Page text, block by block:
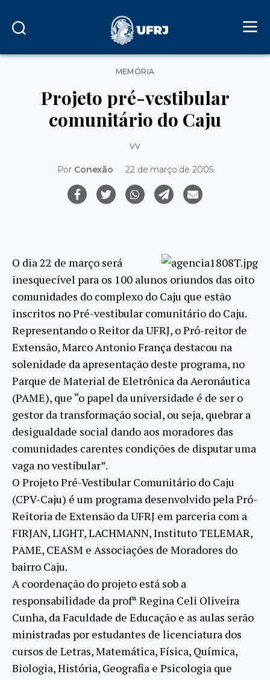
Categorias
MEMÓRIA
Projeto pré-vestibular
comunitário do Caju
vv
Por Conexão 22 de março de 2005
O dia 22 de março será
inesquecível para os 100 alunos oriundos das oito
comunidades do complexo do Caju que estão
inscritos no Pré-vestibular comunitário do Caju.
Representando o Reitor da UFRJ, o Pró-reitor de
Extensão, Marco Antonio França destacou na
solenidade da apresentação deste programa, no
Parque de Material de Eletrônica da Aeronáutica
(PAME), que “o papel da universidade é de ser o
gestor da transformação social, ou seja, quebrar a
desigualdade social dando aos moradores das
comunidades carentes condições de disputar uma
vaga no vestibular”.
O Projeto Pré-Vestibular Comunitário do Caju
(CPV-Caju) é um programa desenvolvido pela Pró-
Reitoria de Extensão da UFRJ em parceria com a
FIRJAN, LIGHT, LACHMANN, Instituto TELEMAR,
PAME, CEASM e Associações de Moradores do
bairro Caju.
A coordenação do projeto está sob a
responsabilidade da profª Regina Celi Oliveira
Cunha, da Faculdade de Educação e as aulas serão
ministradas por estudantes de licenciatura dos
cursos de Letras, Matemática, Física, Química,
Biologia, História, Geografia e Psicologia que